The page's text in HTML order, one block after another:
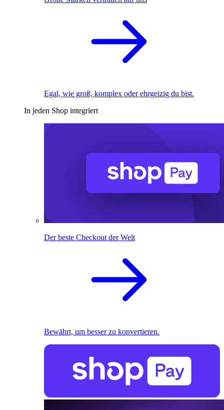
Egal, wie groß, komplex oder ehrgeizig du bist.
In jeden Shop integriert
Der beste Checkout der Welt
Bewährt, um besser zu konvertieren.